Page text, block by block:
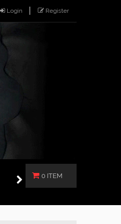
Login Register
0 ITEM